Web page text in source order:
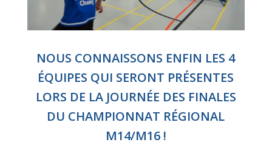
NOUS CONNAISSONS ENFIN LES 4
ÉQUIPES QUI SERONT PRÉSENTES
LORS DE LA JOURNÉE DES FINALES
DU CHAMPIONNAT RÉGIONAL
M14/M16 !